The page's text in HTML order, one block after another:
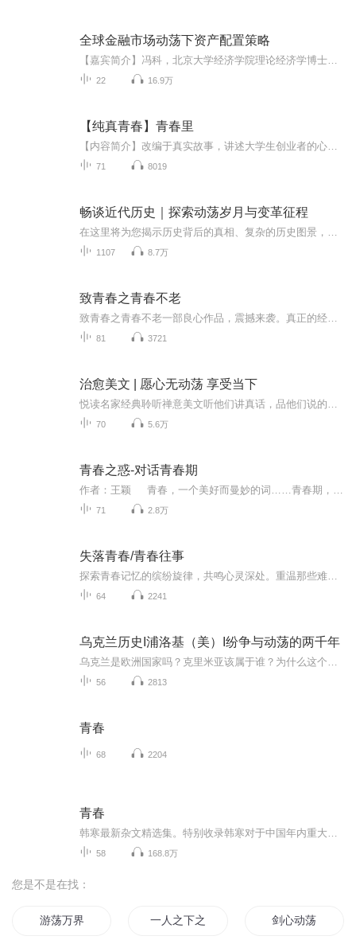
全球金融市场动荡下资产配置策略
22 16.9万
【纯真青春】青春里
71 8019
畅谈近代历史｜探索动荡岁月与变革征程
1107 8.7万
致青春之青春不老
81 3721
治愈美文 | 愿心无动荡 享受当下
70 5.6万
青春之惑-对话青春期
71 2.8万
失落青春/青春往事
64 2241
乌克兰历史I浦洛基（美）I纷争与动荡的两千年
56 2813
青春
68 2204
青春
58 168.8万
您是不是在找：
游荡万界 一人之下之异世动荡 剑心动荡